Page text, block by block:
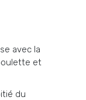
avec la
et
du